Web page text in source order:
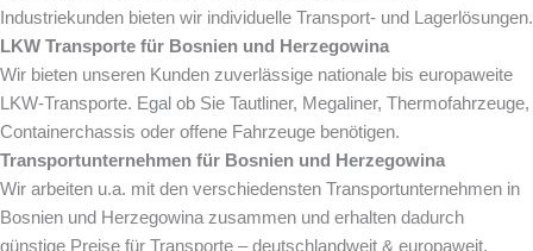
Industriekunden bieten wir individuelle Transport- und Lagerlösungen.
LKW Transporte für Bosnien und Herzegowina
Wir bieten unseren Kunden zuverlässige nationale bis europaweite
LKW-Transporte. Egal ob Sie Tautliner, Megaliner, Thermofahrzeuge,
Containerchassis oder offene Fahrzeuge benötigen.
Transportunternehmen für Bosnien und Herzegowina
Wir arbeiten u.a. mit den verschiedensten Transportunternehmen in
Bosnien und Herzegowina zusammen und erhalten dadurch
günstige Preise für Transporte – deutschlandweit & europaweit.